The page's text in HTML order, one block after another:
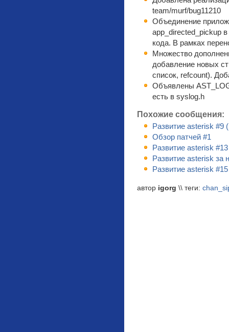
team/murf/bug11210
Объединение
app_directed_pickup
кода. В рамках
Множество
добавление новых
список, refcount).
Объявлены
есть в syslog.h
Похожие сообщения:
Развитие asterisk #9
Обзор патчей #1
Развитие asterisk
Развитие asterisk за
Развитие asterisk
автор igorg \\ теги: